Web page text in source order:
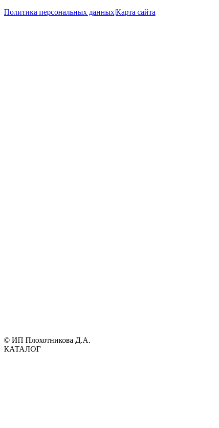
Политика персональных данных|Карта сайта
© ИП Плохотникова Д.А.
КАТАЛОГ